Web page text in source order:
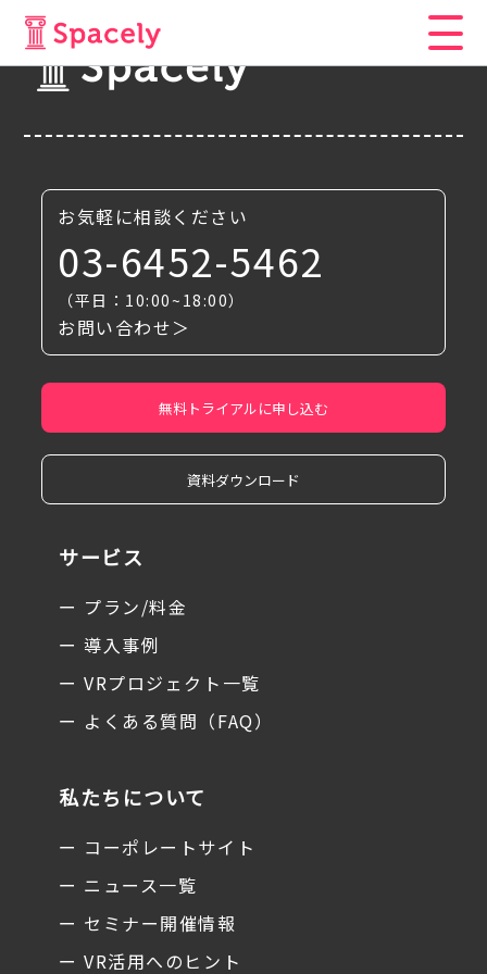
お気軽に相談ください
03-6452-5462
（平日：10:00~18:00）
お問い合わせ＞
無料トライアルに申し込む
資料ダウンロード
サービス
ー プラン/料金
ー 導入事例
ー VRプロジェクト一覧
ー よくある質問（FAQ）
私たちについて
ー コーポレートサイト
ー ニュース一覧
ー セミナー開催情報
ー VR活用へのヒント